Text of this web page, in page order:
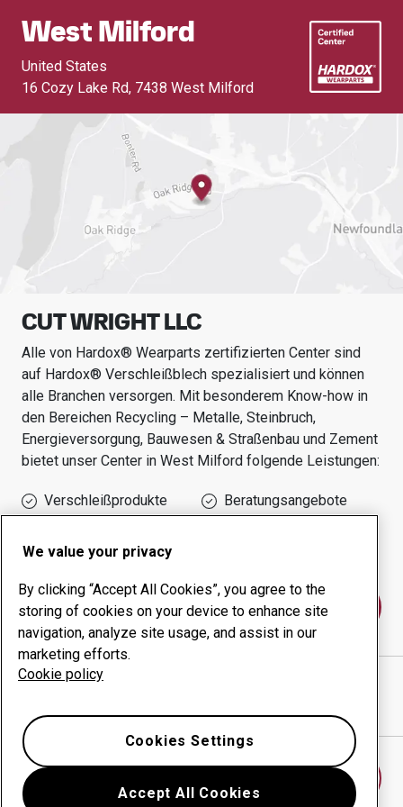
West Milford
United States
16 Cozy Lake Rd, 7438 West Milford
CUT WRIGHT LLC
Alle von Hardox® Wearparts zertifizierten Center sind
auf Hardox® Verschleißblech spezialisiert und können
alle Branchen versorgen. Mit besonderem Know-how in
den Bereichen Recycling – Metalle, Steinbruch,
Energieversorgung, Bauwesen & Straßenbau und Zement
bietet unser Center in West Milford folgende Leistungen:
Verschleißprodukte
Beratungsangebote
Betriebszeit
Kontakt
CUT WRIGHT LLC
We value your privacy
By clicking “Accept All Cookies”, you agree to the
storing of cookies on your device to enhance site
navigation, analyze site usage, and assist in our
marketing efforts.
Cookie policy
Accept All Cookies
Cookies Settings